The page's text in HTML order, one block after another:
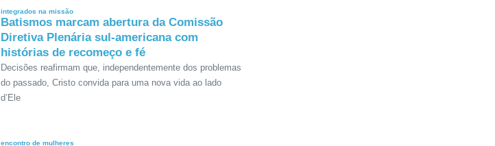
integrados na missão
Batismos marcam abertura da Comissão
Diretiva Plenária sul-americana com
histórias de recomeço e fé
Decisões reafirmam que, independentemente dos problemas
do passado, Cristo convida para uma nova vida ao lado
d’Ele
encontro de mulheres